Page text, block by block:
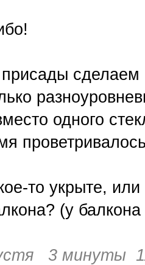
присады
одного
то укрыте, или
(у
3 минуты